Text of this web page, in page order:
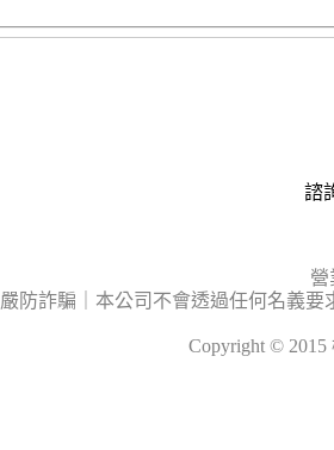
諮
營
嚴防詐騙｜本公司不會透過任何名義
Copyright ©